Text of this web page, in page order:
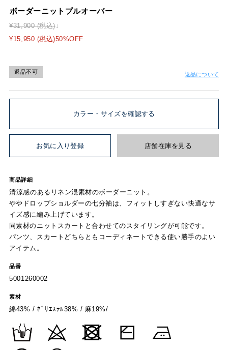
ボーダーニットプルオーバー
¥31,900 (税込)
¥15,950 (税込)50%OFF
返品不可 返品について
カラー・サイズを確認する
お気に入り登録 店舗在庫を見る
商品詳細
清涼感のあるリネン混素材のボーダーニット。
ややドロップショルダーの七分袖は、フィットしすぎない快適なサ
イズ感に編み上げています。
同素材のニットスカートと合わせてのスタイリングが可能です。
パンツ、スカートどちらともコーディネートできる使い勝手のよい
アイテム。
品番
5001260002
素材
綿43% / ﾎﾟﾘｴｽﾃﾙ38% / 麻19%/